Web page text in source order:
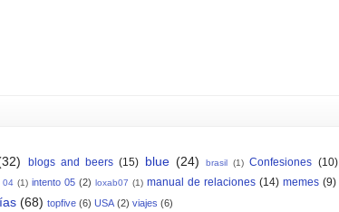
blogs and beers (15) blue (24) brasil (1) Confesiones (10)
04 (1) intento 05 (2) loxab07 (1) manual de relaciones (14) memes (9)
(68) topfive (6) USA (2) viajes (6)